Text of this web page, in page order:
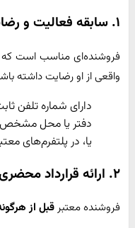
۱. سابقه فعالیت و رضایت مشتریان
فروشنده‌ای مناسب است که
واقعی از او رضایت داشته
دارای شماره تلفن
دفتر یا محل مشخص
یا، در پلتفرم‌های
۲. ارائه قرارداد محضری
فروشنده معتبرقبل از